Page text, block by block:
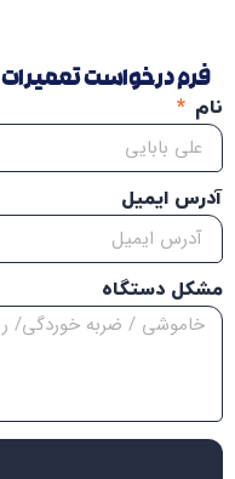
فرم درخواست تعمیرات
نام
آدرس ایمیل
مشکل دستگاه